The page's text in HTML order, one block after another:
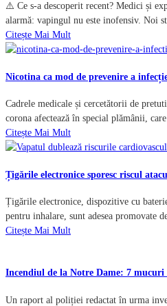
⚠️ Ce s-a descoperit recent? Medici și
alarmă: vapingul nu este inofensiv. Noi
Citește Mai Mult
Nicotina ca mod de prevenire a
Cadrele medicale și cercetătorii de
corona afectează în special plămânii,
Citește Mai Mult
Țigările electronice sporesc riscul
Țigările electronice, dispozitive cu
pentru inhalare, sunt adesea promovate
Citește Mai Mult
Incendiul de la Notre Dame: 7 mucuri
Un raport al poliției redactat în urma